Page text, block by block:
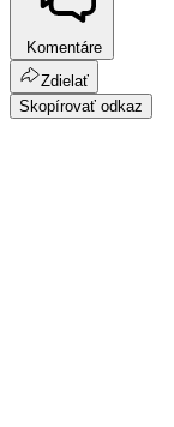
Komentáre
Zdielať
Skopírovať odkaz